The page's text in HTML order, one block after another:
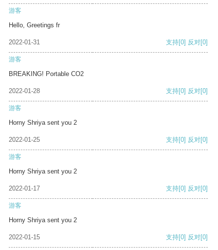
游客
Hello, Greetings fr
2022-01-31 支持[0] 反对[0]
游客
BREAKING! Portable CO2
2022-01-28 支持[0] 反对[0]
游客
Horny Shriya sent you 2
2022-01-25 支持[0] 反对[0]
游客
Horny Shriya sent you 2
2022-01-17 支持[0] 反对[0]
游客
Horny Shriya sent you 2
2022-01-15 支持[0] 反对[0]